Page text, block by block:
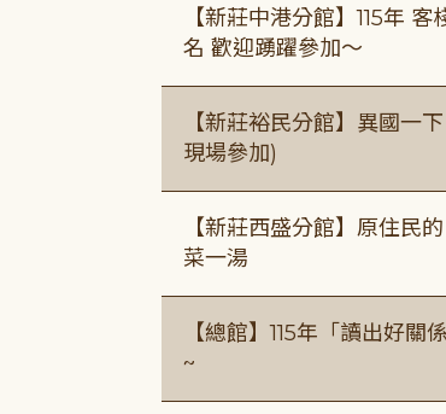
【新莊中港分館】115年
名 歡迎踴躍參加～
【新莊裕民分館】異國一
現場參加)
【新莊西盛分館】原住民
菜一湯
【總館】115年「讀出好
~